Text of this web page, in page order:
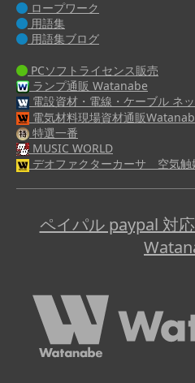
ロープワーク
用語集
用語集ブログ
PCソフトライセンス販売
ランプ通販 Watanabe
電設資材・電線・ケーブル ネ
電気材料現場資材通販
特選一番
MUSIC WORLD
デオファクターカーサ 空気触
ペイパル paypal 対